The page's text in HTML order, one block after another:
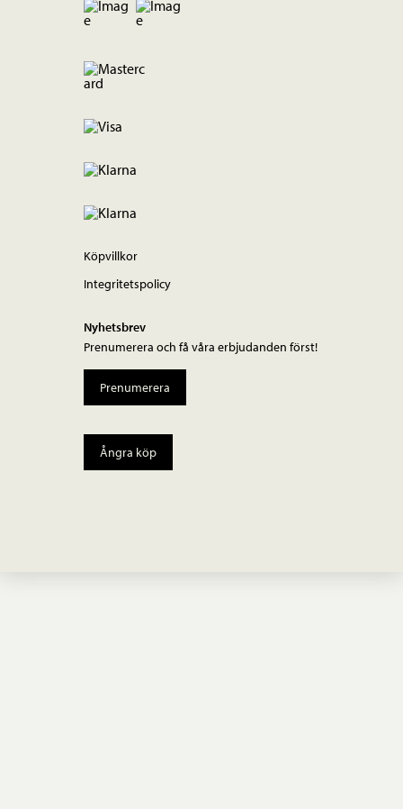
Köpvillkor
Integritetspolicy
Nyhetsbrev
Prenumerera och få våra erbjudanden först!
Prenumerera
Ångra köp